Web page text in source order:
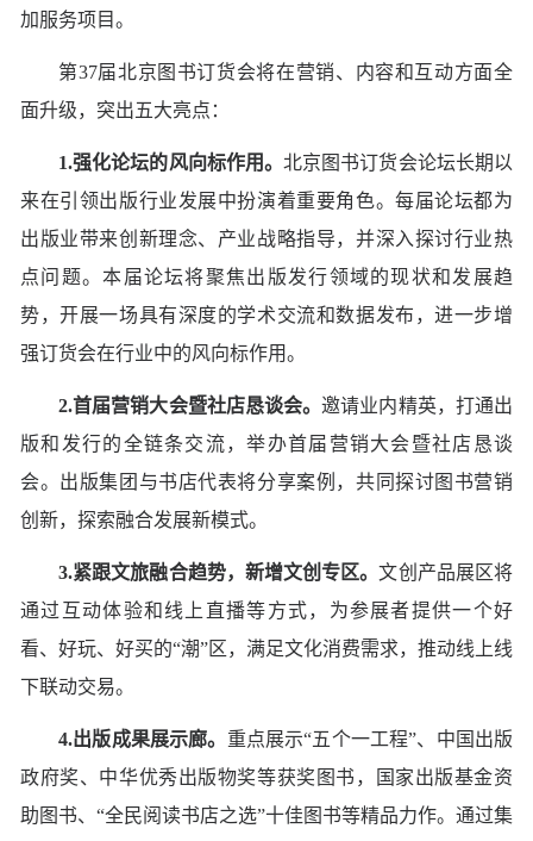
加服务项目。
第37届北京图书订货会将在营销、内容和互动方面全
面升级，突出五大亮点：
1.强化论坛的风向标作用。北京图书订货会论坛长期以
来在引领出版行业发展中扮演着重要角色。每届论坛都为
出版业带来创新理念、产业战略指导，并深入探讨行业热
点问题。本届论坛将聚焦出版发行领域的现状和发展趋
势，开展一场具有深度的学术交流和数据发布，进一步增
强订货会在行业中的风向标作用。
2.首届营销大会暨社店恳谈会。邀请业内精英，打通出
版和发行的全链条交流，举办首届营销大会暨社店恳谈
会。出版集团与书店代表将分享案例，共同探讨图书营销
创新，探索融合发展新模式。
3.紧跟文旅融合趋势，新增文创专区。文创产品展区将
通过互动体验和线上直播等方式，为参展者提供一个好
看、好玩、好买的“潮”区，满足文化消费需求，推动线上线
下联动交易。
4.出版成果展示廊。 重点展示“五个一工程”、中国出版
政府奖、中华优秀出版物奖等获奖图书，国家出版基金资
助图书、“全民阅读书店之选”十佳图书等精品力作。通过集